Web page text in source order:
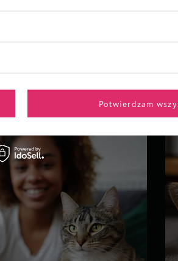
blogaPotwierdzam